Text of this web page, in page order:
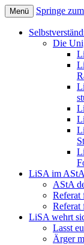
LiSA
Menü Springe
Die
LiSA im AStA
AStA
Referat
Referat
LiSA wehrt
Lasst
Ärger